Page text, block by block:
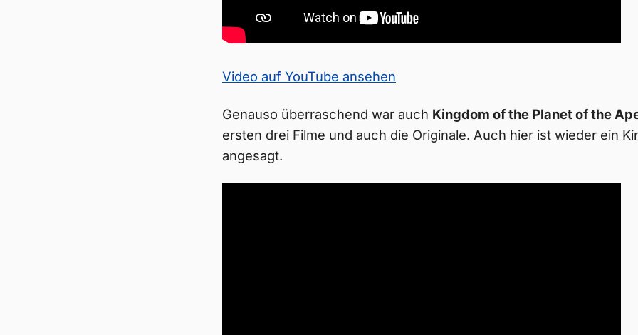
Video auf YouTube ansehen
Genauso überraschend war auch Kingdom of the Planet of the
ersten drei Filme und auch die Originale. Auch hier ist wieder ein
angesagt.